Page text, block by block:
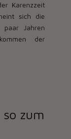
Karenzzeit
sich die
paar Jahren
der
zum